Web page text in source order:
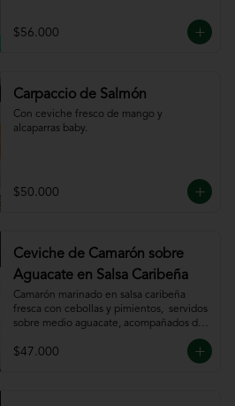
$56.000
Carpaccio de Salmón
Con ceviche fresco de mango y
alcaparras baby.
$50.000
Ceviche de Camarón sobre
Aguacate en Salsa Caribeña
Camarón marinado en salsa caribeña
fresca con cebollas y pimientos,  servidos
sobre medio aguacate, acompañados de
$47.000